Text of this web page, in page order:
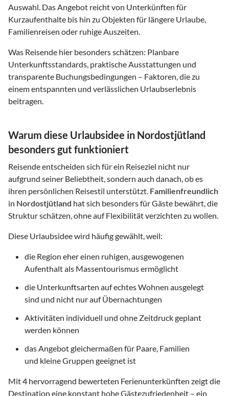
Auswahl. Das Angebot reicht von Unterkünften für
Kurzaufenthalte bis hin zu Objekten für längere Urlaube,
Familienreisen oder ruhige Auszeiten.
Was Reisende hier besonders schätzen: Planbare
Unterkunftsstandards, praktische Ausstattungen und
transparente Buchungsbedingungen – Faktoren, die zu
einem entspannten und verlässlichen Urlaubserlebnis
beitragen.
Warum diese Urlaubsidee in Nordostjütland
besonders gut funktioniert
Reisende entscheiden sich für ein Reiseziel nicht nur
aufgrund seiner Beliebtheit, sondern auch danach, ob es
ihren persönlichen Reisestil unterstützt. Familienfreundlich
in Nordostjütland hat sich besonders für Gäste bewährt, die
Struktur schätzen, ohne auf Flexibilität verzichten zu wollen.
Diese Urlaubsidee wird häufig gewählt, weil:
die Region eher einen ruhigen, ausgewogenen
Aufenthalt als Massentourismus ermöglicht
die Unterkunftsarten auf echtes Wohnen ausgelegt
sind und nicht nur auf Übernachtungen
Aktivitäten individuell und ohne Zeitdruck geplant
werden können
das Angebot gleichermaßen für Paare, Familien
und kleine Gruppen geeignet ist
Mit4 hervorragend bewerteten Ferienunterkünften zeigt die
Destination eine konstant hohe Gästezufriedenheit – ein